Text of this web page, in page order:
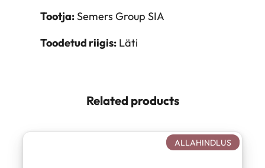
Tootja:Semers Group SIA
Toodetud riigis: Läti
Related products
ALLAHINDLUS